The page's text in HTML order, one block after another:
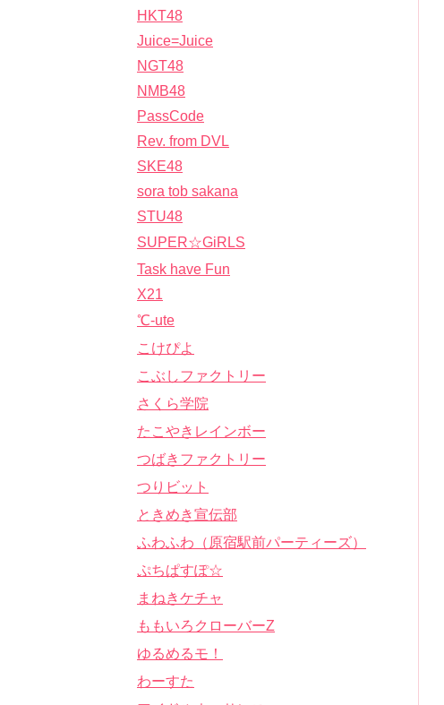
HKT48
Juice=Juice
NGT48
NMB48
PassCode
Rev. from DVL
SKE48
sora tob sakana
STU48
SUPER☆GiRLS
Task have Fun
X21
℃-ute
こけぴよ
こぶしファクトリー
さくら学院
たこやきレインボー
つばきファクトリー
つりビット
ときめき宣伝部
ふわふわ（原宿駅前パーティーズ）
ぷちぱすぽ☆
まねきケチャ
ももいろクローバーZ
ゆるめるモ！
わーすた